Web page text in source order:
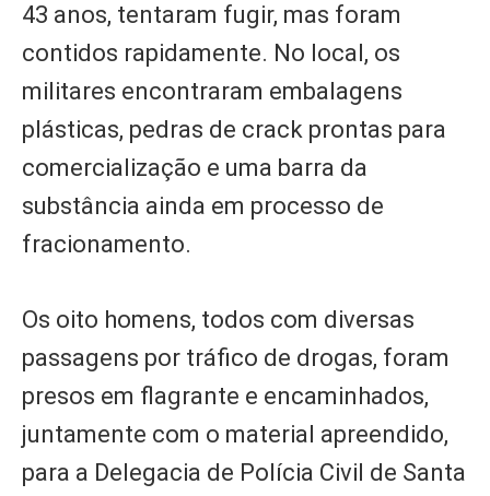
43 anos, tentaram fugir, mas foram
contidos rapidamente. No local, os
militares encontraram embalagens
plásticas, pedras de crack prontas para
comercialização e uma barra da
substância ainda em processo de
fracionamento.
Os oito homens, todos com diversas
passagens por tráfico de drogas, foram
presos em flagrante e encaminhados,
juntamente com o material apreendido,
para a Delegacia de Polícia Civil de Santa